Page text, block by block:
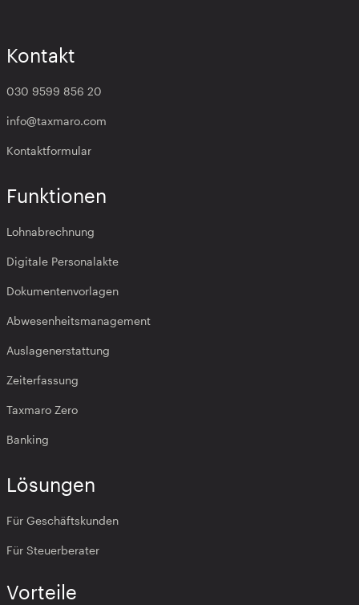
Kontakt
030 9599 856 20
info@taxmaro.com
Kontaktformular
Funktionen
Lohnabrechnung
Digitale Personalakte
Dokumentenvorlagen
Abwesenheitsmanagement
Auslagenerstattung
Zeiterfassung
Taxmaro Zero
Banking
Lösungen
Für Geschäftskunden
Für Steuerberater
Vorteile